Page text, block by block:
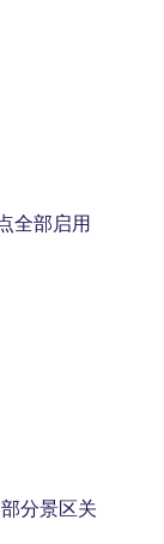
全部启用
分景区关